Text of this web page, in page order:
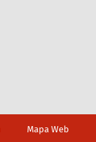
Mapa Web